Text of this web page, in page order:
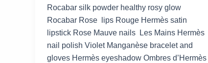
Rocabar silk powder healthy rosy glow
Rocabar Rose lips Rouge Hermès satin
lipstick Rose Mauve nails Les Mains Hermès
nail polish Violet Manganèse bracelet and
gloves Hermès eyeshadow Ombres d’Hermès